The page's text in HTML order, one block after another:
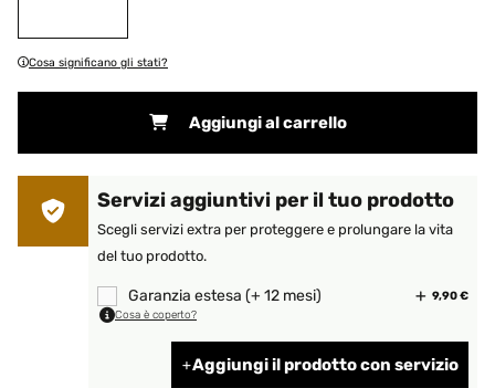
Cosa significano gli stati?
Aggiungi al carrello
Servizi aggiuntivi per il tuo prodotto
Scegli servizi extra per proteggere e prolungare la vita
del tuo prodotto.
Garanzia estesa (+ 12 mesi) 9,90 €
Cosa è coperto?
Aggiungi il prodotto con servizio